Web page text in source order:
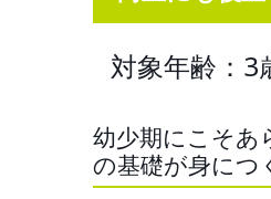
対象年齢：3
幼少期にこそあ
の基礎が身につ